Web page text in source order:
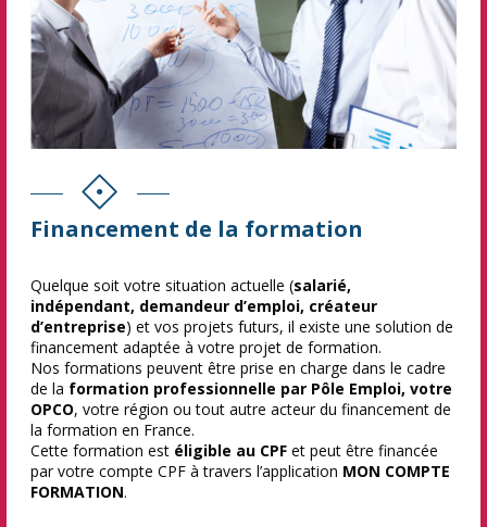
Financement de la formation
Quelque soit votre situation actuelle (salarié,
indépendant, demandeur d’emploi, créateur
d’entreprise) et vos projets futurs, il existe une solution de
financement adaptée à votre projet de formation.
Nos formations peuvent être prise en charge dans le cadre
de la formation professionnelle par Pôle Emploi, votre
OPCO, votre région ou tout autre acteur du financement de
la formation en France.
Cette formation est éligible au CPF et peut être financée
par votre compte CPF à travers l’application MON COMPTE
FORMATION.